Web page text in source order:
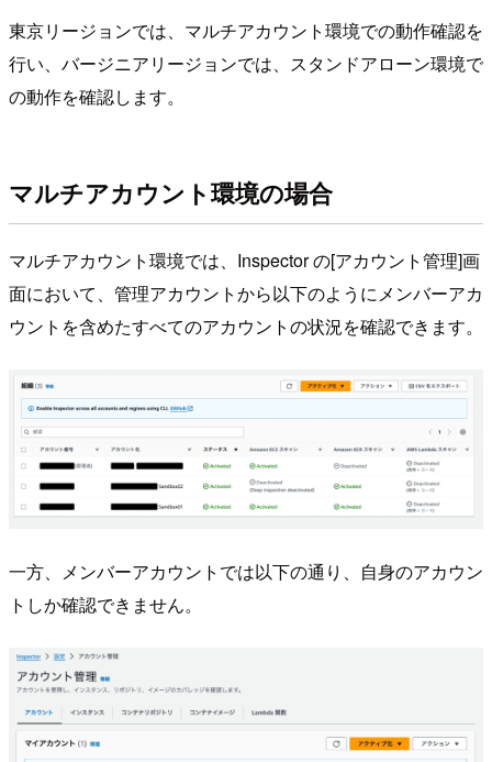
東京リージョンでは、マルチアカウント環境での動作確認を
行い、バージニアリージョンでは、スタンドアローン環境で
の動作を確認します。
マルチアカウント環境の場合
マルチアカウント環境では、Inspector の[アカウント管理]画
面において、管理アカウントから以下のようにメンバーアカ
ウントを含めたすべてのアカウントの状況を確認できます。
一方、メンバーアカウントでは以下の通り、自身のアカウン
トしか確認できません。